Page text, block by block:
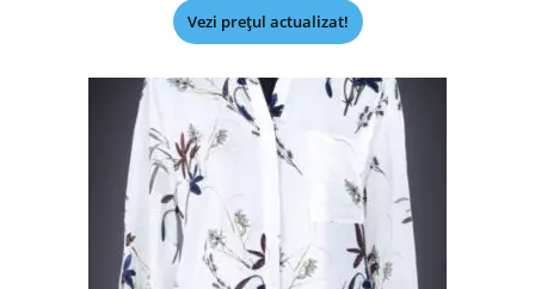
Vezi prețul actualizat!